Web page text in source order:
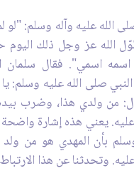
الله عليه وآله وسلم: "لو
الله عز وجل ذلك
اسمي". فقال سلمان
صلى الله عليه وسلم:
من ولدي هذا، وضرب
عليه. يعني هذه إشارة
بأن المهدي هو من ولد
وتحدثنا عن هذا